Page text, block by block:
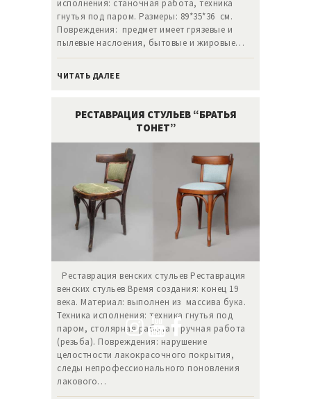
исполнения: станочная работа, техника
гнутья под паром. Размеры: 89*35*36 см.
Повреждения: предмет имеет грязевые и
пылевые наслоения, бытовые и жировые…
ЧИТАТЬ ДАЛЕЕ
РЕСТАВРАЦИЯ СТУЛЬЕВ “БРАТЬЯ
ТОНЕТ”
Реставрация венских стульев Реставрация
венских стульев Время создания: конец 19
века. Материал: выполнен из массива бука.
Техника исполнения: техника гнутья под
паром, столярная работа и ручная работа
(резьба). Повреждения: нарушение
целостности лакокрасочного покрытия,
следы непрофессионального поновления
лакового…